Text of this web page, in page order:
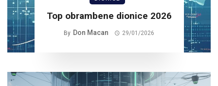
Top obrambene dionice 2026
By Don Macan 29/01/2026